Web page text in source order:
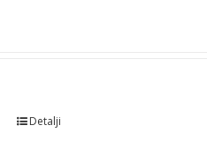
Detalji